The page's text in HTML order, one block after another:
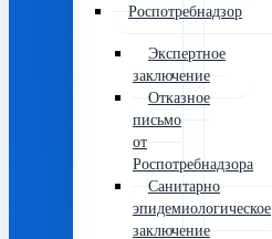
Роспотребнадзор
Экспертное
заключение
Отказное
письмо
от
Роспотребнадзора
Санитарно
эпидемиологическое
заключение